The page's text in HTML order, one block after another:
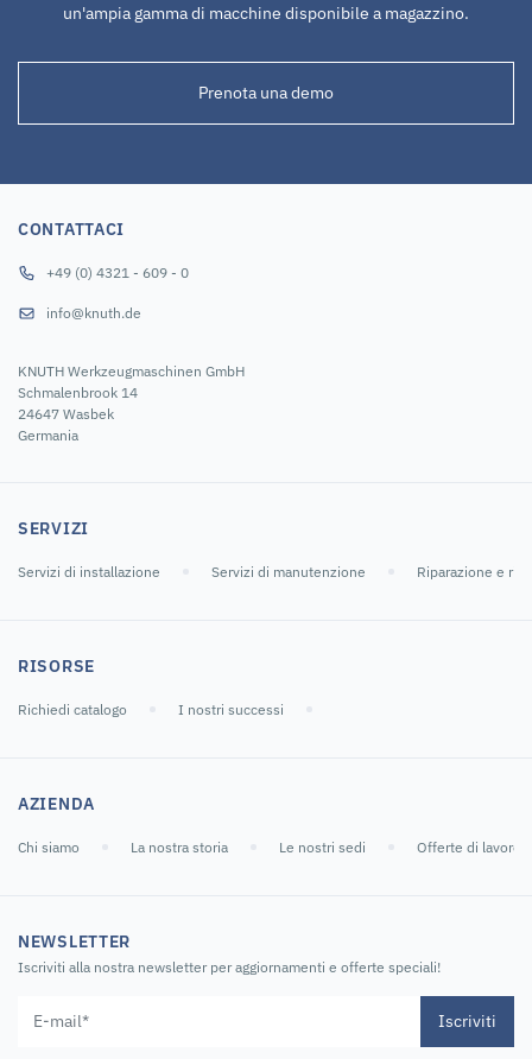
un'ampia gamma di macchine disponibile a magazzino.
Prenota una demo
CONTATTACI
+49 (0) 4321 - 609 - 0
info@knuth.de
KNUTH Werkzeugmaschinen GmbH
Schmalenbrook 14
24647 Wasbek
Germania
SERVIZI
Servizi di installazione Servizi di manutenzione Riparazione e
RISORSE
Richiedi catalogo I nostri successi
AZIENDA
Chi siamo La nostra storia Le nostri sedi Offerte di lavoro
NEWSLETTER
Iscriviti alla nostra newsletter per aggiornamenti e offerte speciali!
Iscriviti